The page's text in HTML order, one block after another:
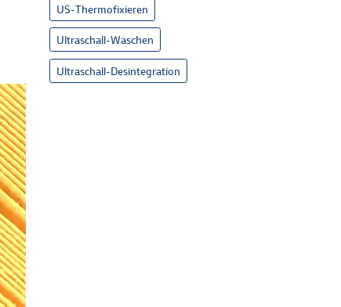
US-Thermofixieren
Ultraschall-Waschen
Ultraschall-Desintegration